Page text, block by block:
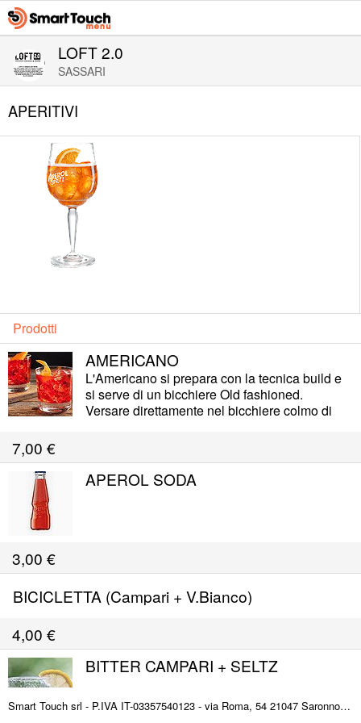
LOFT 2.0
SASSARI
APERITIVI
Prodotti
AMERICANO
L'Americano si prepara con la tecnica build e
si serve di un bicchiere Old fashioned.
Versare direttamente nel bicchiere colmo di
7,00 €
APEROL SODA
3,00 €
BICICLETTA (Campari + V.Bianco)
4,00 €
BITTER CAMPARI + SELTZ
Smart Touch srl - P.IVA IT-03357540123 - via Roma, 54 21047 Saronno (VA) ITALY